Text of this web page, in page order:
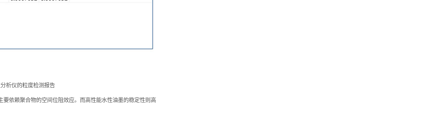
析仪的粒度检测报告
依赖聚合物的空间位阻效应。而高性能水性油墨的稳定性则高